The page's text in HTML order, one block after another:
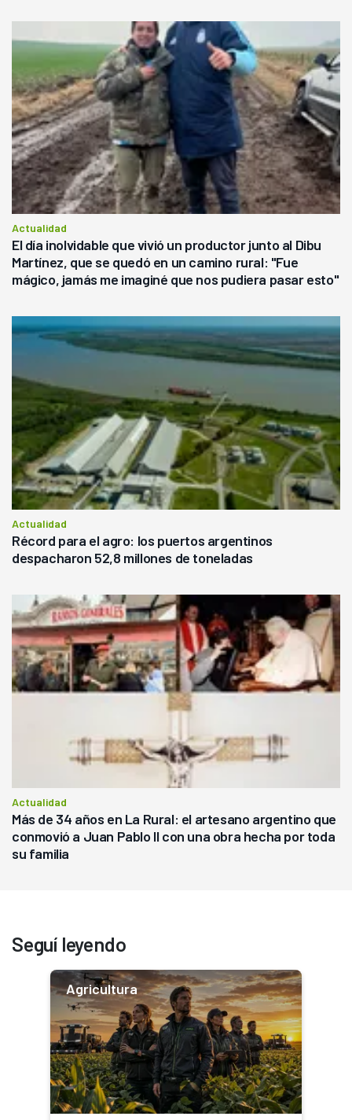
Actualidad
El día inolvidable que vivió un productor junto al Dibu
Martínez, que se quedó en un camino rural: "Fue
mágico, jamás me imaginé que nos pudiera pasar esto"
Actualidad
Récord para el agro: los puertos argentinos
despacharon 52,8 millones de toneladas
Actualidad
Más de 34 años en La Rural: el artesano argentino que
conmovió a Juan Pablo II con una obra hecha por toda
su familia
Seguí leyendo
Agricultura